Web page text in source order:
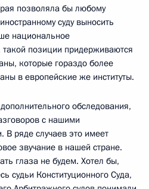
позволяла бы любому
суду выносить
национальное
такой позиции придерживаются
которые гораздо более
в европейские же институты.
обследования,
с нашими
В ряде случаев это имеет
звучание в нашей стране.
глаза не будем. Хотел бы,
судьи Конституционного Суда,